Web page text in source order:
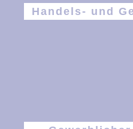
Handels- und